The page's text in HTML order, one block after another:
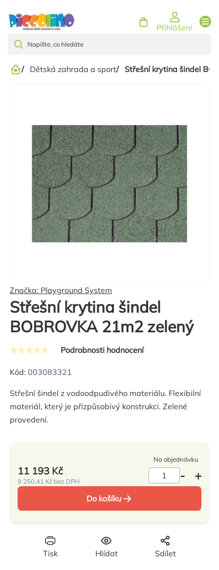
Přihlášení
Domů
/ Dětská zahrada a sport/ Střešní krytina šindel
Střešní krytina šindel
BOBROVKA 21m2 zelený
Průměrné
hodnocení
je
0,0
z
Podrobnosti hodnocení
Značka: Playground System
Kód: 003083321
Střešní šindel z vodoodpudivého materiálu. Flexibilní
materiál, který je přizpůsobivý konstrukci. Zelené
provedení.
Tisk Hlídat Sdílet
Na objednávku
11 193 Kč
9 250,41 Kč bez DPH
Měrná
cena:
Do košíku